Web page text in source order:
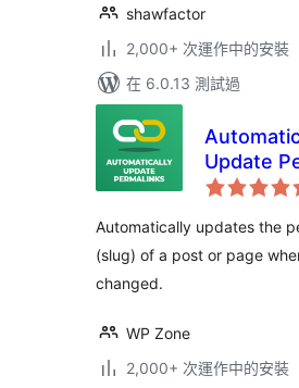
shawfactor
2,000+ 次運作中的安裝
在 6.0.13 測試過
Update
Automatically updates the
(slug) of a post or page
changed.
WP Zone
2,000+ 次運作中的安裝